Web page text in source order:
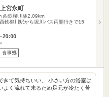
宮永町
西鉄柳川駅2.09km
鉄柳川駅から堀川バス両開行きで15
20:00
食事処
きて気持ちいい。 小さい方の浴室は
よく流れて来るため足元が冷たく苦